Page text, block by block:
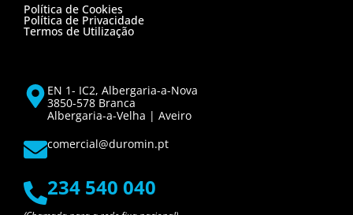
Política de Cookies
Política de Privacidade
Termos de Utilização
EN 1- IC2, Albergaria-a-Nova
3850-578 Branca
Albergaria-a-Velha | Aveiro
comercial@duromin.pt
234 540 040